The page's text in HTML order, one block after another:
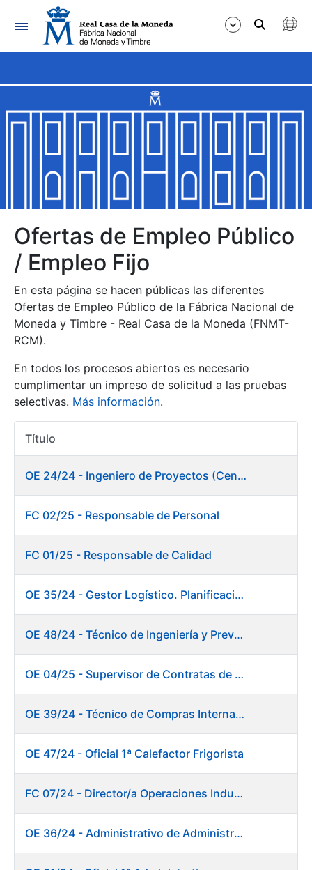
Navegación
Mostrar/Ocultar
Mostrar/Ocultar
Mostrar/Ocultar
Mostrar/Ocultar
Mostrar/Ocultar
Mostrar/Ocultar
Mostrar/Ocultar
Mostrar/Ocultar
Ofertas de Empleo Público
/ Empleo Fijo
En esta página se hacen públicas las diferentes
Ofertas de Empleo Público de la Fábrica Nacional de
Moneda y Timbre - Real Casa de la Moneda (FNMT-
RCM).
En todos los procesos abiertos es necesario
cumplimentar un impreso de solicitud a las pruebas
selectivas. Más información.
Título
OE 24/24 - Ingeniero de Proyectos (Centro de trabajo Burgos)
FC 02/25 - Responsable de Personal
FC 01/25 - Responsable de Calidad
OE 35/24 - Gestor Logístico. Planificación, Logística y Almacenes
OE 48/24 - Técnico de Ingeniería y Prevención de Mantenimiento
OE 04/25 - Supervisor de Contratas de Climatización. Fábrica Papel
OE 39/24 - Técnico de Compras Internacional
OE 47/24 - Oficial 1ª Calefactor Frigorista
FC 07/24 - Director/a Operaciones Industriales
OE 36/24 - Administrativo de Administración de Personal